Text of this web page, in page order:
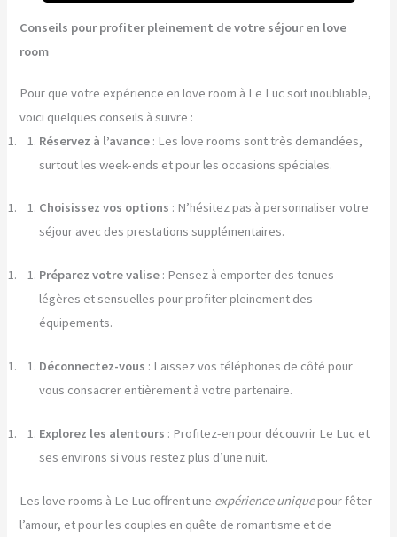
Conseils pour profiter pleinement de votre séjour en love
room
Pour que votre expérience en love room à Le Luc soit inoubliable,
voici quelques conseils à suivre :
Réservez à l’avance : Les love rooms sont très demandées,
surtout les week-ends et pour les occasions spéciales.
Choisissez vos options : N’hésitez pas à personnaliser votre
séjour avec des prestations supplémentaires.
Préparez votre valise : Pensez à emporter des tenues
légères et sensuelles pour profiter pleinement des
équipements.
Déconnectez-vous : Laissez vos téléphones de côté pour
vous consacrer entièrement à votre partenaire.
Explorez les alentours : Profitez-en pour découvrir Le Luc et
ses environs si vous restez plus d’une nuit.
Les love rooms à Le Luc offrent une expérience uniquepour fêter
l’amour, et pour les couples en quête de romantisme et de